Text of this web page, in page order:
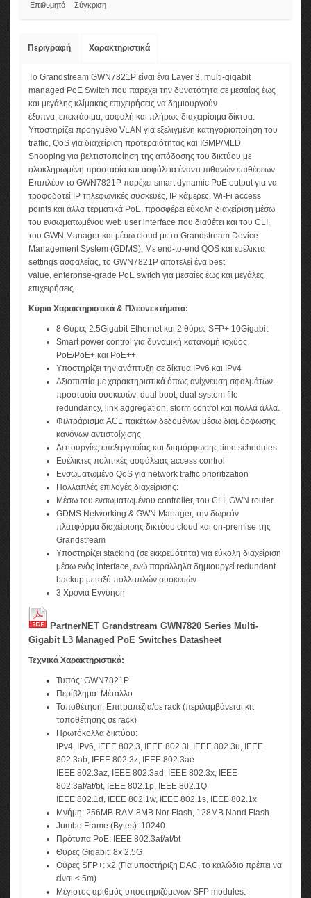
Επιθυμητό Σύγκριση
Περιγραφή Χαρακτηριστικά
Το Grandstream GWN7821P είναι ένα Layer 3, multi-gigabit
managed PoE Switch που παρεχει την δυνατότητα σε μεσαίας έως
και μεγάλης κλίμακας επιχειρήσεις να δημιουργούν
έξυπνα, επεκτάσιμα, ασφαλή και πλήρως διαχειρίσιμα δίκτυα.
Υποστηρίζει προηγμένο VLAN για εξελιγμένη κατηγοριοποίηση του
traffic, QoS για διαχείριση προτεραιότητας και IGMP/MLD
Snooping για βελτιστοποίηση της απόδοσης του δικτύου με
ολοκληρωμένη προστασία και ασφάλεια έναντι πιθανών επιθέσεων.
Επιπλέον το GWN7821P παρέχει smart dynamic PoE output για να
τροφοδοτεί IP τηλεφωνικές συσκευές, IP κάμερες, Wi-Fi access
points και άλλα τερματικά PoE, προσφέρει εύκολη διαχείριση μέσω
του ενσωματωμένου web user interface που διαθέτει και του CLI,
του GWN Manager και μέσω cloud με το Grandstream Device
Management System (GDMS). Με end-to-end QOS και ευέλικτα
settings ασφαλείας, το GWN7821P αποτελεί ένα best
value, enterprise-grade PoE switch για μεσαίες έως και μεγάλες
επιχειρήσεις.
Κύρια Χαρακτηριστικά & Πλεονεκτήματα:
8 Θύρες 2.5Gigabit Ethernet και 2 θύρες SFP+ 10Gigabit
Smart power control για δυναμική κατανομή ισχύος
PoE/PoE+ και PoE++
Υποστηρίζει την ανάπτυξη σε δίκτυα IPv6 και IPv4
Αξιοπιστία με χαρακτηριστικά όπως ανίχνευση σφαλμάτων,
προστασία συσκευών, dual boot, dual system file
redundancy, link aggregation, storm control και πολλά άλλα.
Φιλτράρισμα ACL πακέτων δεδομένων μέσω διαμόρφωσης
κανόνων αντιστοίχισης
Λειτουργίες επεξεργασίας και διαμόρφωσης time schedules
Ευέλικτες πολιτικές ασφάλειας access control
Eνσωματωμένο QoS για network traffic prioritization
Πολλαπλές επιλογές διαχείρισης:
Μέσω του ενσωματωμένου controller, του CLI, GWN router
GDMS Networking & GWN Manager, την δωρεάν
πλατφόρμα διαχείρισης δικτύου cloud και on-premise της
Grandstream
Υποστηρίζει stacking (σε εκκρεμότητα) για εύκολη διαχείριση
μέσω ενός interface, ενώ παράλληλα δημιουργεί redundant
backup μεταξύ πολλαπλών συσκευών
3 Χρόνια Εγγύηση
PartnerNET Grandstream GWN7820 Series Multi-
Gigabit L3 Managed PoE Switches Datasheet
Τεχνικά Χαρακτηριστικά:
Τυπος: GWN7821P
Περίβλημα: Μέταλλο
Τοποθέτηση: Επιτραπέζια/σε rack (περιλαμβάνεται κιτ
τοποθέτησης σε rack)
Πρωτόκολλα δικτύου:
IPv4, IPv6, IEEE 802.3, IEEE 802.3i, IEEE 802.3u, IEEE
802.3ab, IEEE 802.3z, IEEE 802.3ae
IEEE 802.3az, IEEE 802.3ad, IEEE 802.3x, IEEE
802.3af/at/bt, IEEE 802.1p, IEEE 802.1Q
​IEEE 802.1d, IEEE 802.1w, IEEE 802.1s, IEEE 802.1x
Μνήμη: 256MB RAM 8MB Nor Flash, 128MB Nand Flash
Jumbo Frame (Bytes): 10240
Πρότυπα PoE: IEEE 802.3af/at/bt
Θύρες Gigabit: 8x 2.5G
Θύρες SFP+: x2 (Για υποστήριξη DAC, το καλώδιο πρέπει να
είναι ≤ 5m)
Μέγιστος αριθμός υποστηριζόμενων SFP modules: